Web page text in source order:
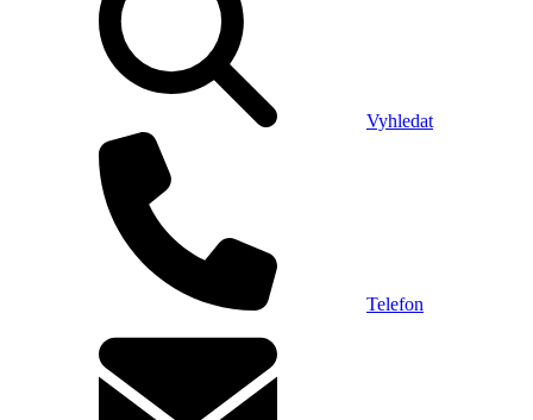
Vyhledat
Telefon